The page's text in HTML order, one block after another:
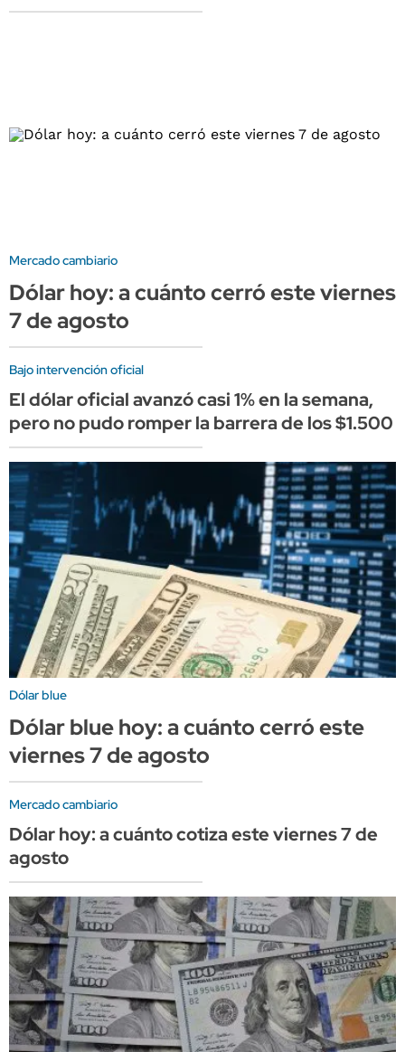
Mercado cambiario
Dólar hoy: a cuánto cerró este viernes
7 de agosto
Bajo intervención oficial
El dólar oficial avanzó casi 1% en la semana,
pero no pudo romper la barrera de los $1.500
Dólar blue
Dólar blue hoy: a cuánto cerró este
viernes 7 de agosto
Mercado cambiario
Dólar hoy: a cuánto cotiza este viernes 7 de
agosto